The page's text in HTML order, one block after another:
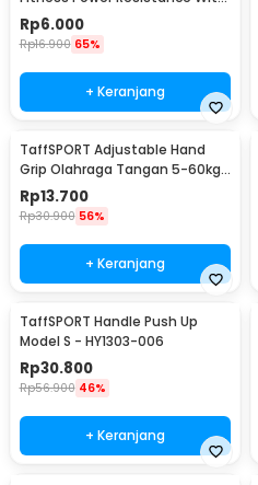
Foam Handle - TT007N
Rp6.000
Rp16.900 65%
+ Keranjang
TaffSPORT Adjustable Hand
Grip Olahraga Tangan 5-60kg
- TPR
Rp13.700
Rp30.900 56%
+ Keranjang
TaffSPORT Handle Push Up
Model S - HY1303-006
Rp30.800
Rp56.900 46%
+ Keranjang